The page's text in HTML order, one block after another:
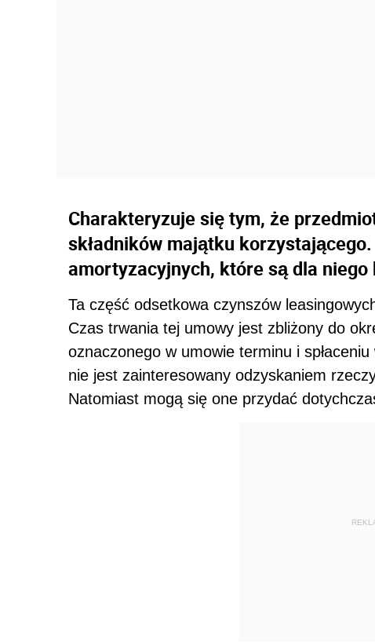
Charakteryzuje się tym, że
składników majątku
amortyzacyjnych, które są dla
Ta część odsetkowa czynszów
Czas trwania tej umowy jest zbliżony do
oznaczonego w umowie terminu i
nie jest zainteresowany odzyskaniem
Natomiast mogą się one przydać